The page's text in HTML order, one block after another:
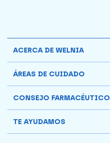
ACERCA DE WELNIA
ÁREAS DE CUIDADO
CONSEJO FARMACÉUTICO
TE AYUDAMOS